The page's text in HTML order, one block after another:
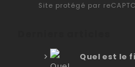
Site protégé par
Quel est le